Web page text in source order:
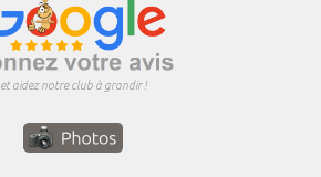
et aidez notre club à grandir !